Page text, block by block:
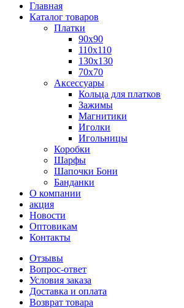
Главная
Каталог товаров
Платки
90x90
110x110
130x130
70х70
Аксессуары
Кольца для платков
Зажимы
Магнитики
Иголки
Игольницы
Коробки
Шарфы
Шапочки Бони
Банданки
О компании
акция
Новости
Оптовикам
Контакты
Отзывы
Вопрос-ответ
Условия заказа
Доставка и оплата
Возврат товара